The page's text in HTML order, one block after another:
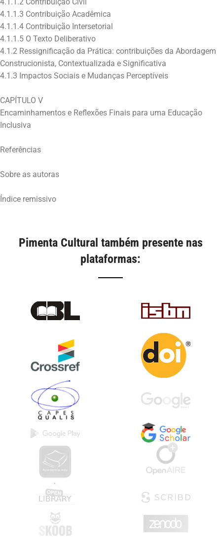
4.1.1.3 Contribuição Acadêmica
4.1.1.4 Contribuição Intersetorial
4.1.1.5 O Texto Deliberativo
4.1.2 Ressignificação da Prática: contribuições da Abordagem
Construcionista, Contextualizada e Significativa
4.1.3 Impactos Sociais e Mudanças Perceptíveis
CAPÍTULO V
Encaminhamentos e Reflexões Finais para uma Educação
Inclusiva
Referências
Sobre as autoras
Pimenta Cultural também presente nas
plataformas: